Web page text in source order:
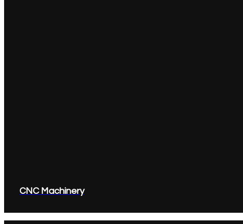
CNC Machinery